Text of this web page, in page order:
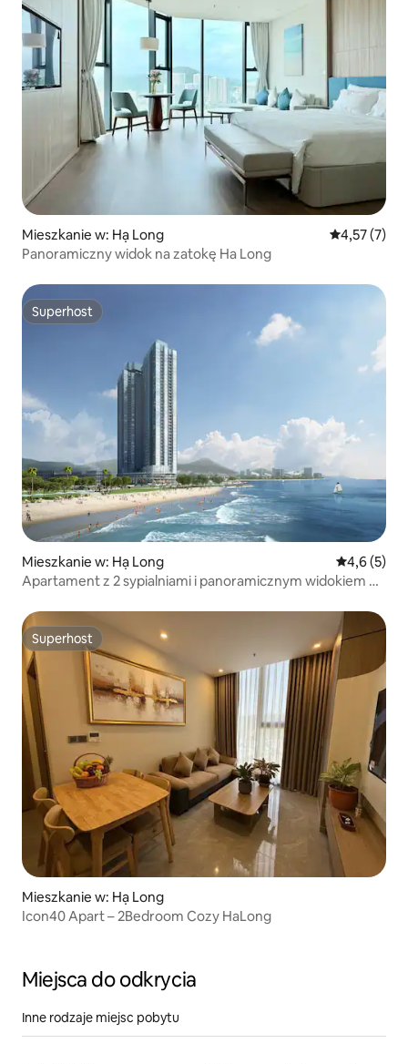
Mieszkanie w: Hạ Long Średnia
4,57 (7)
Panoramiczny widok na zatokę Ha Long
Superhost
Superhost
Mieszkanie w: Hạ Long Średnia
4,6 (5)
Apartament z 2 sypialniami i panoramicznym widokiem na
Superhost
Superhost
Mieszkanie w: Hạ Long
Icon40 Apart – 2Bedroom Cozy HaLong
Miejsca do odkrycia
Inne rodzaje miejsc pobytu